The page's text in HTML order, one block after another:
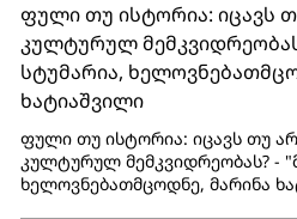
ფული თუ ისტორია: იცავს
კულტურულ
სტუმარია,
ხატიაშვილი
ფული თუ ისტორია: იცავს თუ
კულტურულ მემკვიდრეობას? -
ხელოვნებათმცოდნე, მარინა